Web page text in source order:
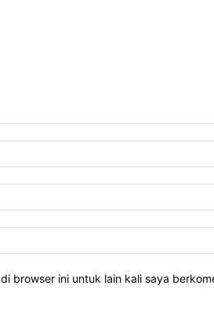
browser ini untuk lain kali saya